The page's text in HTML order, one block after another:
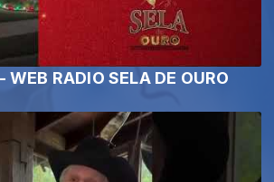
WEB RADIO SELA DE OURO